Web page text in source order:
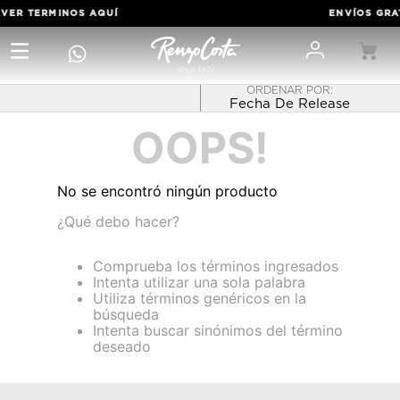
TERMINOSAQUÍ ENVÍOS
Fecha De Release
OOPS!
No se encontró ningún producto
¿Qué debo hacer?
Comprueba los términos ingresados
Intenta utilizar una sola palabra
Utiliza términos genéricos en la
búsqueda
Intenta buscar sinónimos del término
deseado